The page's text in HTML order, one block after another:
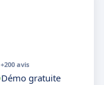
+200 avis
Démo gratuite